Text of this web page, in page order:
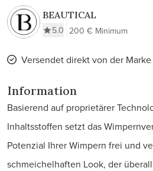
BEAUTICAL
5.0 200 € Minimum
Versendet direkt von der
Information
Basierend auf proprietärer
Inhaltsstoffen setzt das
Potenzial Ihrer Wimpern frei und
schmeichelhaften Look, der